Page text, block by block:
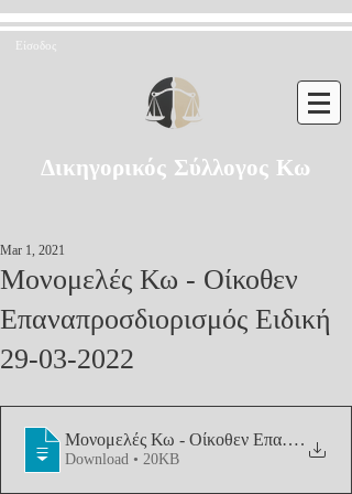
Είσοδος
Δικηγορικός Σύλλογος Κω
Μονομελές Κω - Οίκοθεν
Επαναπροσδιορισμός Ειδική
29-03-2022
Mar 1, 2021
Μονομελές Κω - Οίκοθεν .
Download • 20KB